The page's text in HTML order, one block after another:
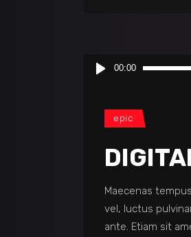
Audio
00:00
epic
Maecenas
vel, luctus
ante. Etiam sit